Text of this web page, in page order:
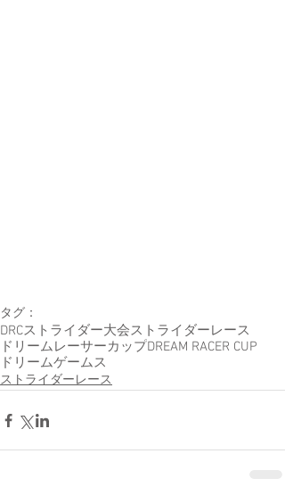
タグ：
DRCストライダー大会ストライダーレース
ドリームレーサーカップDREAM RACER CUP
ドリームゲームス
ストライダーレース